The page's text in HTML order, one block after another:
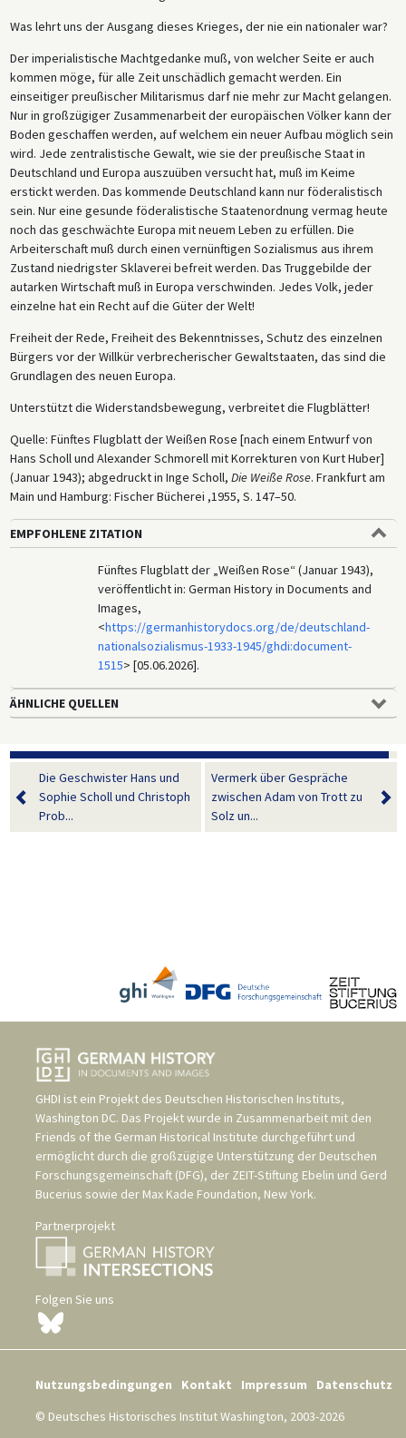
Was lehrt uns der Ausgang dieses Krieges, der nie ein nationaler war?
Der imperialistische Machtgedanke muß, von welcher Seite er auch
kommen möge, für alle Zeit unschädlich gemacht werden. Ein
einseitiger preußischer Militarismus darf nie mehr zur Macht gelangen.
Nur in großzügiger Zusammenarbeit der europäischen Völker kann der
Boden geschaffen werden, auf welchem ein neuer Aufbau möglich sein
wird. Jede zentralistische Gewalt, wie sie der preußische Staat in
Deutschland und Europa auszuüben versucht hat, muß im Keime
erstickt werden. Das kommende Deutschland kann nur föderalistisch
sein. Nur eine gesunde föderalistische Staatenordnung vermag heute
noch das geschwächte Europa mit neuem Leben zu erfüllen. Die
Arbeiterschaft muß durch einen vernünftigen Sozialismus aus ihrem
Zustand niedrigster Sklaverei befreit werden. Das Truggebilde der
autarken Wirtschaft muß in Europa verschwinden. Jedes Volk, jeder
einzelne hat ein Recht auf die Güter der Welt!
Freiheit der Rede, Freiheit des Bekenntnisses, Schutz des einzelnen
Bürgers vor der Willkür verbrecherischer Gewaltstaaten, das sind die
Grundlagen des neuen Europa.
Unterstützt die Widerstandsbewegung, verbreitet die Flugblätter!
Quelle: Fünftes Flugblatt der Weißen Rose [nach einem Entwurf von
Hans Scholl und Alexander Schmorell mit Korrekturen von Kurt Huber]
(Januar 1943); abgedruckt in Inge Scholl, Die Weiße Rose. Frankfurt am
Main und Hamburg: Fischer Bücherei ,1955, S. 147–50.
EMPFOHLENE ZITATION
Fünftes Flugblatt der „Weißen Rose“ (Januar 1943),
veröffentlicht in: German History in Documents and
Images,
<https://germanhistorydocs.org/de/deutschland-
nationalsozialismus-1933-1945/ghdi:document-
1515> [05.06.2026].
ÄHNLICHE QUELLEN
Die Geschwister Hans und
Sophie Scholl und Christoph
Prob...
Vermerk über Gespräche
zwischen Adam von Trott zu
Solz un...
GHDI ist ein Projekt des Deutschen Historischen Instituts,
Washington DC. Das Projekt wurde in Zusammenarbeit mit den
Friends of the German Historical Institute durchgeführt und
ermöglicht durch die großzügige Unterstützung der Deutschen
Forschungsgemeinschaft (DFG), der ZEIT-Stiftung Ebelin und Gerd
Bucerius sowie der Max Kade Foundation, New York.
Partnerprojekt
Folgen Sie uns
Nutzungsbedingungen Kontakt Impressum
Datenschutz
© Deutsches Historisches Institut Washington, 2003-2026